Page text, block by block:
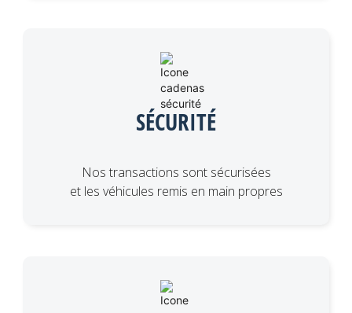
SÉCURITÉ
Nos transactions sont sécurisées
et les véhicules remis en main propres